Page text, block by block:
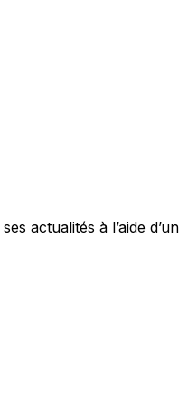
actualités à l’aide d’un